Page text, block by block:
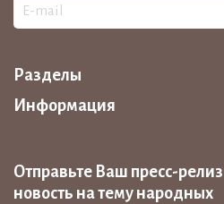
Разделы
Информация
Отправьте Ваш пресс-
новость на тему народных